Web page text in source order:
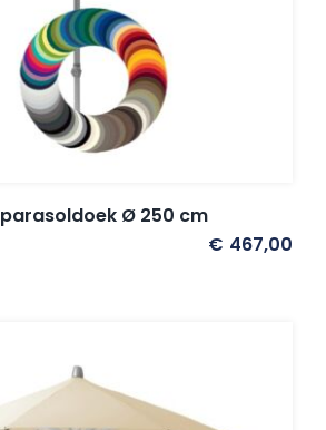
Ø 250 cm
€ 467,00